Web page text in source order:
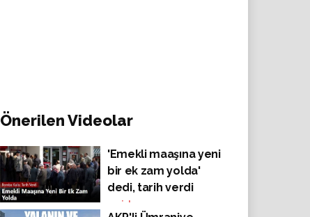
Önerilen Videolar
'Emekli maaşına yeni
bir ek zam yolda'
dedi, tarih verdi
izlenme